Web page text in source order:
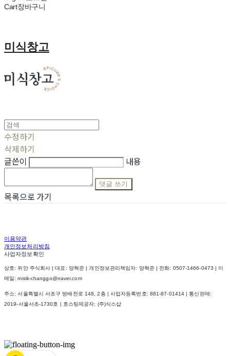
Cart장바구니
미식창고
수정하기
삭제하기
글쓴이
내용
댓글 쓰기
목록으로 가기
이용약관
개인정보처리방침
사업자정보확인
상호: 위안 주식회사 | 대표: 양혁준 | 개인정보관리책임자: 양혁준 | 전화: 0507-1466-0473 | 이
메일: misik-changgo@naver.com
주소: 서울특별시 서초구 방배천로 148, 2층 | 사업자등록번호: 881-87-01414 | 통신판매:
2019-서울서초-1730호
| 호스팅제공자: (주)식스샵